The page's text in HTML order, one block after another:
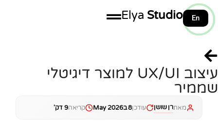
En
Elya Studio 100%
עיצוב UX/UI למוצר דיגיטלי
שממיר
מאתרן שושן עודכן8 בMay 2026 קריאה9 דק'